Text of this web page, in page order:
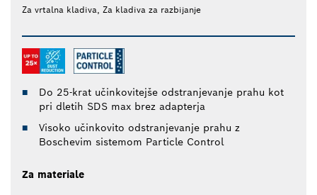
Za vrtalna kladiva, Za kladiva za razbijanje
Do 25-krat učinkovitejše odstranjevanje prahu kot
pri dletih SDS max brez adapterja
Visoko učinkovito odstranjevanje prahu z
Boschevim sistemom Particle Control
Za materiale